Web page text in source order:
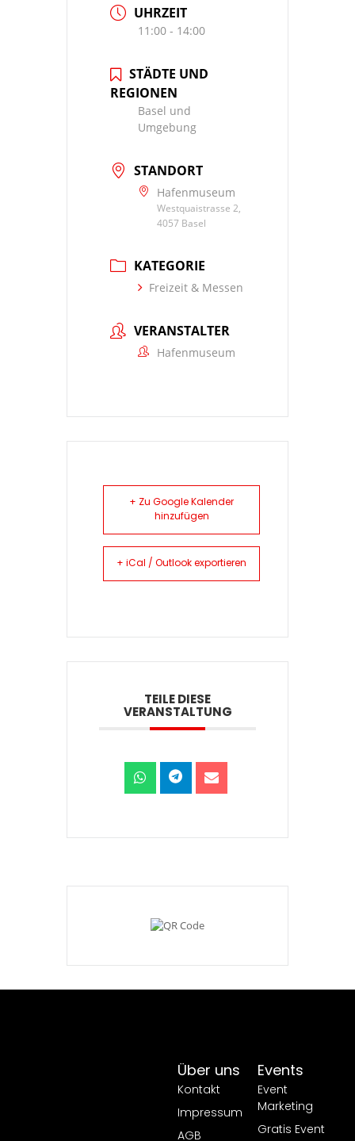
UHRZEIT
11:00 - 14:00
STÄDTE UND
REGIONEN
Basel und
Umgebung
STANDORT
Hafenmuseum
Westquaistrasse 2,
4057 Basel
KATEGORIE
Freizeit & Messen
VERANSTALTER
Hafenmuseum
+ Zu Google Kalender
hinzufügen
+ iCal / Outlook exportieren
TEILE DIESE
VERANSTALTUNG
Events
Event
Marketing
Gratis Event
Über uns
Kontakt
Impressum
AGB